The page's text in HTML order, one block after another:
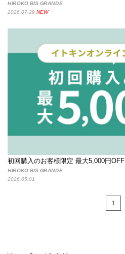
HIROKO BIS GRANDE
2026.07.29 NEW
初回購入のお客様限定 最大5,000円OFF
HIROKO BIS GRANDE
2026.05.01
1